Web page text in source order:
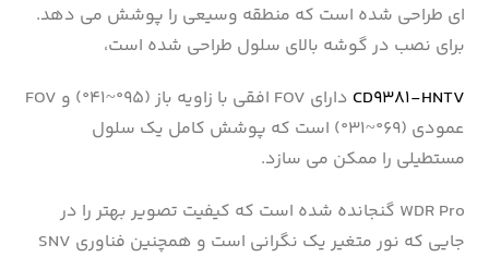
ای طراحی شده است که منطقه وسیعی را پوشش می دهد.
برای نصب در گوشه بالای سلول طراحی شده است،
CD9381-HNTV
دارای FOV افقی با زاویه باز (۹۵°~۴۱°) و FOV
عمودی (۶۹°~۳۱°) است که پوشش کامل یک سلول
مستطیلی را ممکن می سازد.
WDR Pro گنجانده شده است که کیفیت تصویر بهتر را در
جایی که نور متغیر یک نگرانی است و همچنین فناوری SNV